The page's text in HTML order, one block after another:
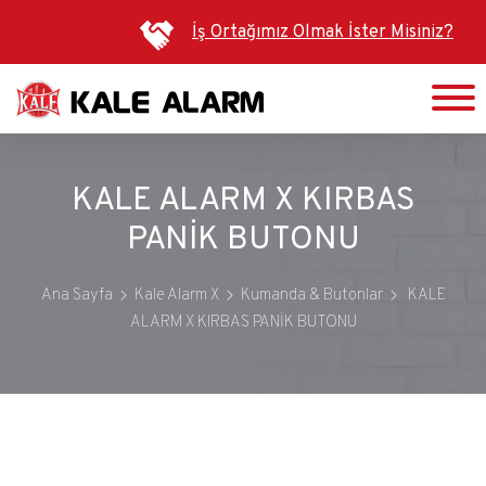
atla
İş Ortağımız Olmak İster Misiniz?
KALE ALARM X KIRBAS
PANİK BUTONU
Ana Sayfa Kale Alarm X Kumanda & Butonlar
KALE
ALARM X KIRBAS PANİK BUTONU